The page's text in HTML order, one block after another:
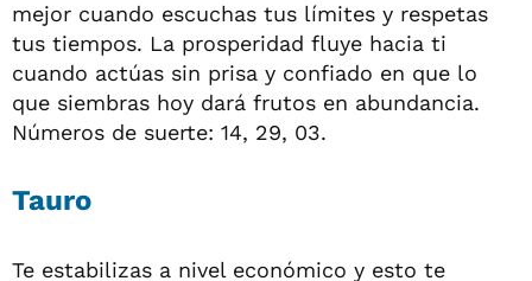
mejor cuando escuchas tus límites y respetas
tus tiempos. La prosperidad fluye hacia ti
cuando actúas sin prisa y confiado en que lo
que siembras hoy dará frutos en abundancia.
Números de suerte: 14, 29, 03.
Tauro
Te estabilizas a nivel económico y esto te